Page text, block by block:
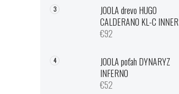
JOOLA drevo HUGO
CALDERANO KL-C INNER
€92
JOOLA poťah DYNARYZ
INFERNO
€52